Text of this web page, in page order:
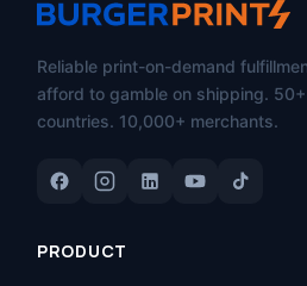
Reliable print-on-demand
afford to gamble on shipping.
countries. 10,000+ merchants.
PRODUCT